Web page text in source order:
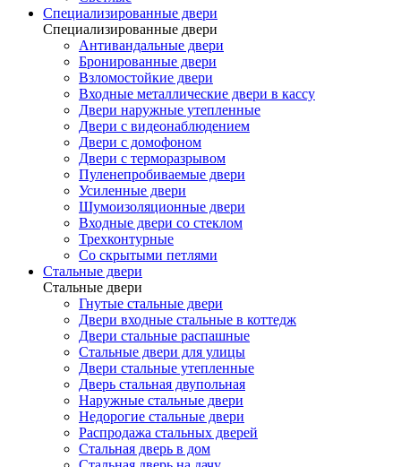
Специализированные двери
Специализированные двери
Антивандальные двери
Бронированные двери
Взломостойкие двери
Входные металлические двери в кассу
Двери наружные утепленные
Двери с видеонаблюдением
Двери с домофоном
Двери с терморазрывом
Пуленепробиваемые двери
Усиленные двери
Шумоизоляционные двери
Входные двери со стеклом
Трехконтурные
Со скрытыми петлями
Стальные двери
Стальные двери
Гнутые стальные двери
Двери входные стальные в коттедж
Двери стальные распашные
Стальные двери для улицы
Двери стальные утепленные
Дверь стальная двупольная
Наружные стальные двери
Недорогие стальные двери
Распродажа стальных дверей
Стальная дверь в дом